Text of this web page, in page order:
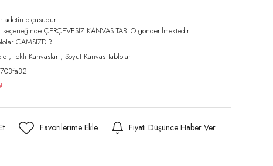
adetin ölçüsüdür.
ÇERÇEVESİZ KANVAS TABLO gönderilmektedir.
CAMSIZDIR
,Tekli Kanvaslar , Soyut Kanvas Tablolar
Fiyatı Düşünce Haber Ver